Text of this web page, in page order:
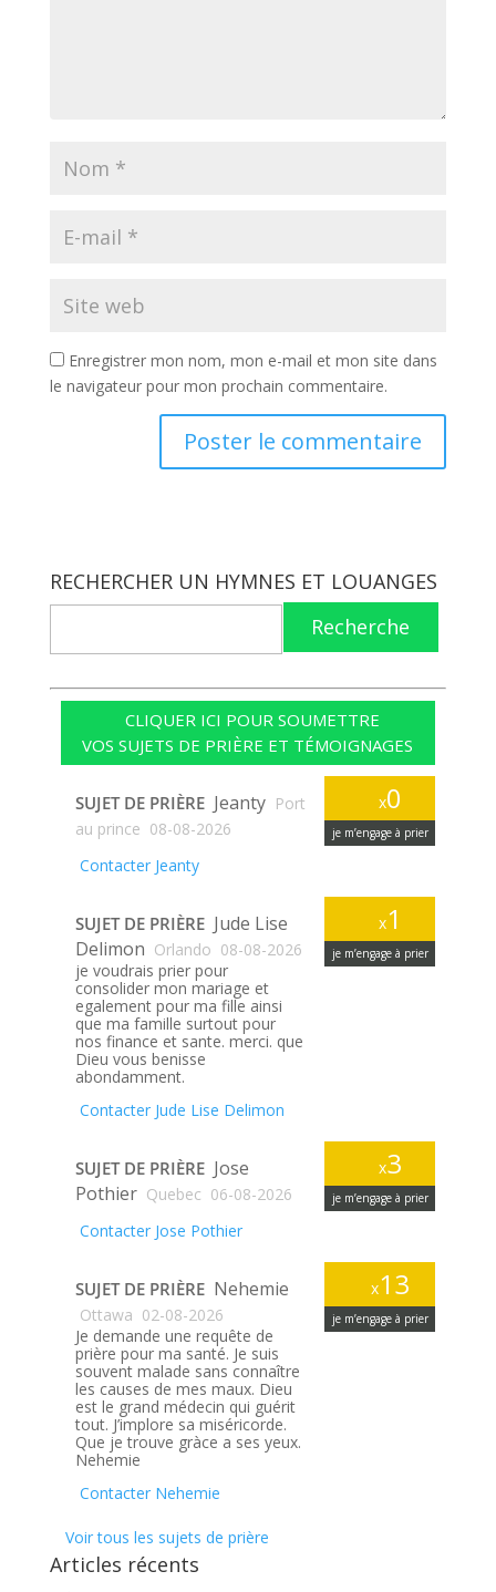
Enregistrer mon nom, mon e-mail et mon site dans
le navigateur pour mon prochain commentaire.
RECHERCHER UN HYMNES ET LOUANGES
Recherche
CLIQUER ICI POUR SOUMETTRE
VOS SUJETS DE PRIÈRE ET TÉMOIGNAGES
x0
je m’engage à prier
SUJET DE PRIÈRE Jeanty Port
au prince 08-08-2026
Contacter Jeanty
x1
je m’engage à prier
SUJET DE PRIÈRE Jude Lise
Delimon Orlando 08-08-2026
je voudrais prier pour
consolider mon mariage et
egalement pour ma fille ainsi
que ma famille surtout pour
nos finance et sante. merci. que
Dieu vous benisse
abondamment.
Contacter Jude Lise Delimon
x3
je m’engage à prier
SUJET DE PRIÈRE Jose
Pothier Quebec 06-08-2026
Contacter Jose Pothier
x13
je m’engage à prier
SUJET DE PRIÈRE Nehemie
Ottawa 02-08-2026
Je demande une requête de
prière pour ma santé. Je suis
souvent malade sans connaître
les causes de mes maux. Dieu
est le grand médecin qui guérit
tout. J’implore sa miséricorde.
Que je trouve gràce a ses yeux.
Nehemie
Contacter Nehemie
Voir tous les sujets de prière
Articles récents